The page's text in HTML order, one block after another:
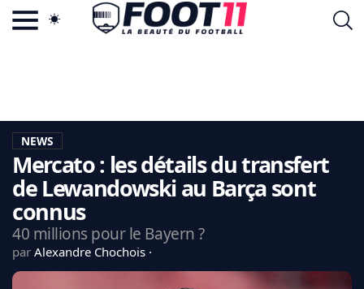
LA CHARTE
VIE PRIVÉE
CGU
CONTACTEZ-NOUS
NEWS
Mercato : les détails du transfert
de Lewandowski au Barça sont
connus
40 millions pour le Bayern ?
par Alexandre Chochois